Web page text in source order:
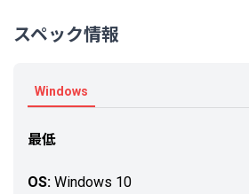
スペック情報
Windows
最低
OS: Windows 10